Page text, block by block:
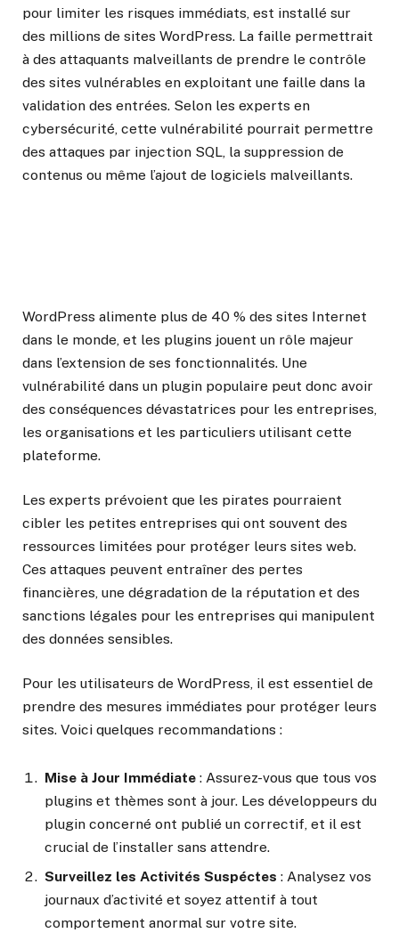
pour limiter les risques immédiats, est installé sur
des millions de sites WordPress. La faille permettrait
à des attaquants malveillants de prendre le contrôle
des sites vulnérables en exploitant une faille dans la
validation des entrées. Selon les experts en
cybersécurité, cette vulnérabilité pourrait permettre
des attaques par injection SQL, la suppression de
contenus ou même l’ajout de logiciels malveillants.
WordPress alimente plus de 40 % des sites Internet
dans le monde, et les plugins jouent un rôle majeur
dans l’extension de ses fonctionnalités. Une
vulnérabilité dans un plugin populaire peut donc avoir
des conséquences dévastatrices pour les entreprises,
les organisations et les particuliers utilisant cette
plateforme.
Les experts prévoient que les pirates pourraient
cibler les petites entreprises qui ont souvent des
ressources limitées pour protéger leurs sites web.
Ces attaques peuvent entraîner des pertes
financières, une dégradation de la réputation et des
sanctions légales pour les entreprises qui manipulent
des données sensibles.
Pour les utilisateurs de WordPress, il est essentiel de
prendre des mesures immédiates pour protéger leurs
sites. Voici quelques recommandations :
Mise à Jour Immédiate : Assurez-vous que tous vos
plugins et thèmes sont à jour. Les développeurs du
plugin concerné ont publié un correctif, et il est
crucial de l’installer sans attendre.
Surveillez les Activités Suspéctes : Analysez vos
journaux d’activité et soyez attentif à tout
comportement anormal sur votre site.